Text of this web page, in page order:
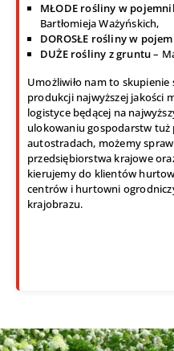
MŁODE rośliny w
Bartłomieja Ważyńskich,
DOROSŁE rośliny w
DUŻE rośliny z gruntu–
Umożliwiło nam to skupienie
produkcji najwyższej jakości
logistyce będącej na
ulokowaniu gospodarstw tuż
autostradach, możemy
przedsiębiorstwa krajowe
kierujemy do klientów
centrów i hurtowni
krajobrazu.